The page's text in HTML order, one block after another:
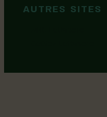
AUTRES SITES